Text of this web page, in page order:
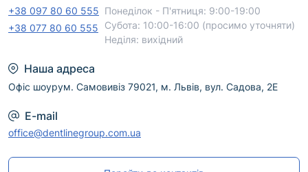
+38 097 80 60 555
+38 077 80 60 555
Понеділок - П'ятниця: 9:00-19:00
Субота: 10:00-16:00 (просимо уточняти)
Неділя: вихідний
Наша адреса
Офіс шоурум. Самовивіз 79021, м. Львів, вул. Садова, 2Е
E-mail
office@dentlinegroup.com.ua